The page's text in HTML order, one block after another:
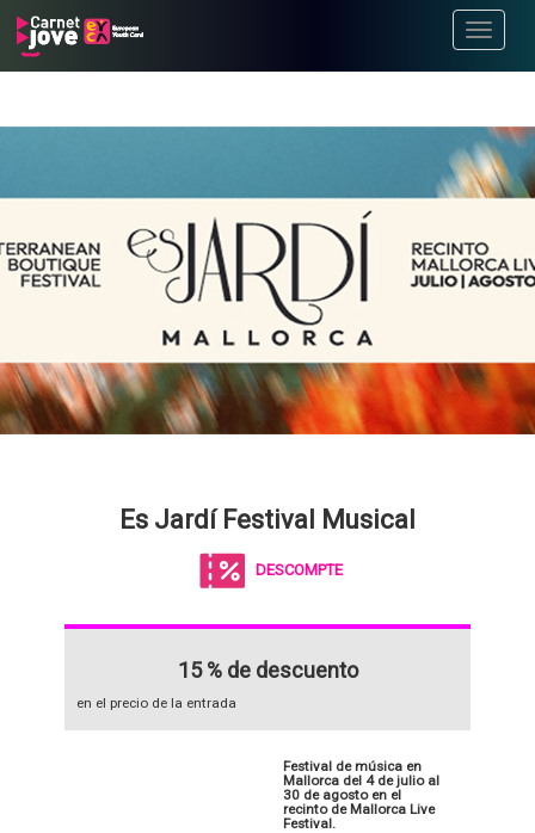
Toggle
Es Jardí Festival Musical
DESCOMPTE
15 % de descuento
en el precio de la entrada
Festival de música en
Mallorca del 4 de julio al
30 de agosto en el
recinto de Mallorca Live
Festival.